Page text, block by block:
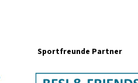
Sportfreunde Partner